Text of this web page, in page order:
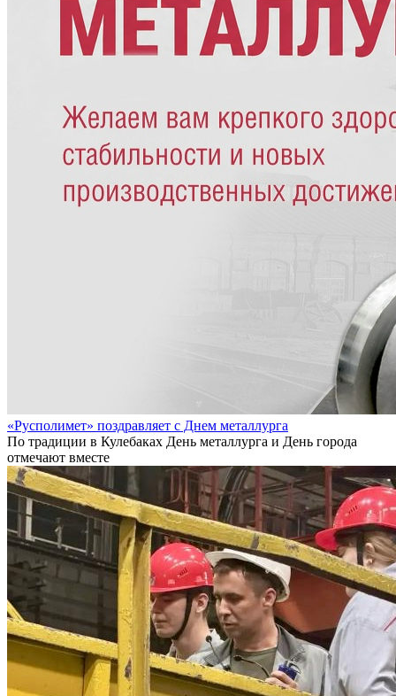
«Русполимет» поздравляет с Днем металлурга
По традиции в Кулебаках День металлурга и День города
отмечают вместе